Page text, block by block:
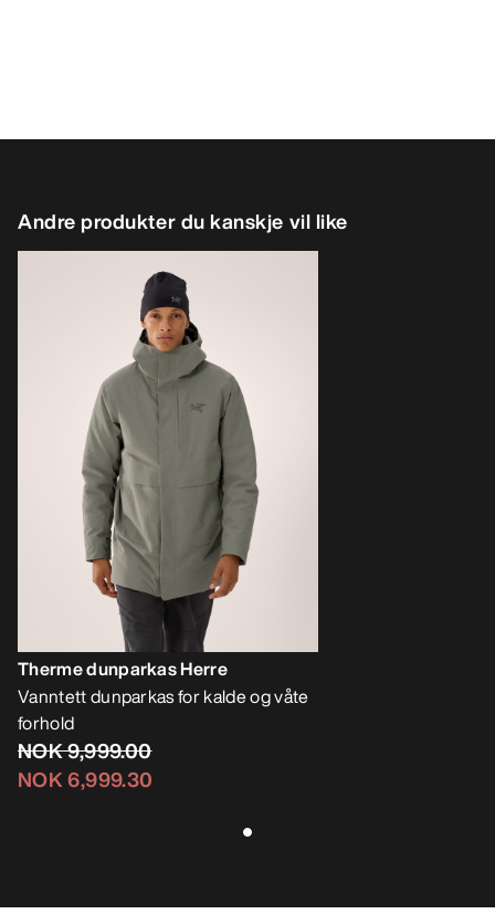
Andre produkter du kanskje vil like
Therme dunparkas Herre
Vanntett dunparkas for kalde og våte
forhold
NOK 9,999.00
NOK 6,999.30